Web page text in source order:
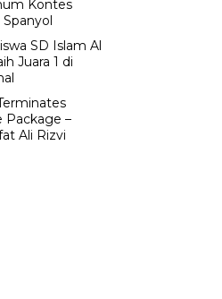
Kontes
SD Islam Al
Juara 1 di
Package –
Ali Rizvi